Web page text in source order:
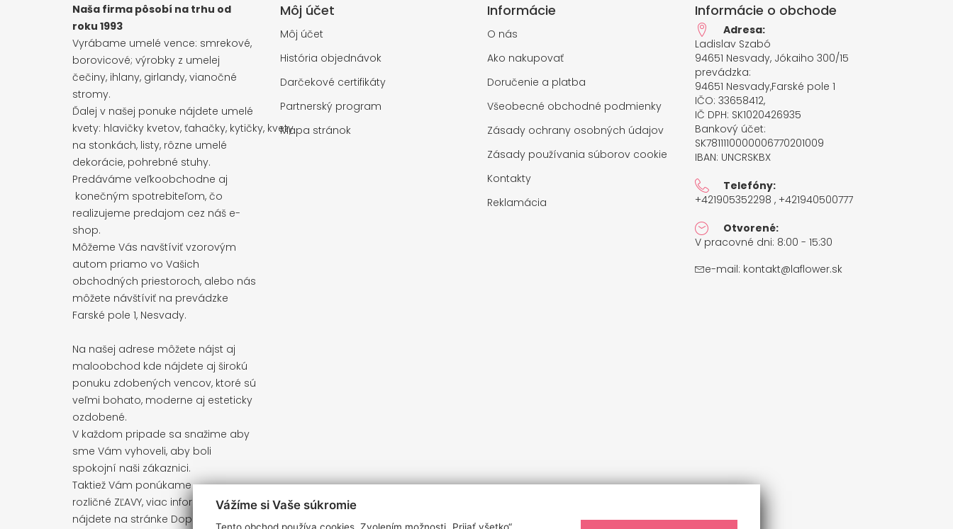
Naša firma pôsobí na trhu od
roku 1993
Vyrábame umelé vence: smrekové,
borovicové; výrobky z umelej
čečiny, ihlany, girlandy, vianočné
stromy.
Ďalej v našej ponuke nájdete umelé
kvety: hlavičky kvetov, ťahačky, kytičky, kvety
na stonkách, listy, rôzne umelé
dekorácie, pohrebné stuhy.
Predáváme veľkoobchodne aj
konečným spotrebiteľom, čo
realizujeme predajom cez náš e-
shop.
Môžeme Vás navštíviť vzorovým
autom priamo vo Vašich
obchodných priestoroch, alebo nás
môžete návštíviť na prevádzke
Farské pole 1, Nesvady.
Na našej adrese môžete nájst aj
maloobchod kde nájdete aj širokú
ponuku zdobených vencov, ktoré sú
veľmi bohato, moderne aj esteticky
ozdobené.
V každom pripade sa snažime aby
sme Vám vyhoveli, aby boli
spokojní naši zákaznici.
Taktiež Vám ponúkame
rozličné ZĽAVY, viac informácií
nájdete na stránke Doprava, platba
Môj účet
Môj účet
História objednávok
Darčekové certifikáty
Partnerský program
Mapa stránok
Informácie
O nás
Ako nakupovať
Doručenie a platba
Všeobecné obchodné podmienky
Zásady ochrany osobných údajov
Zásady používania súborov cookie
Kontakty
Reklamácia
Informácie o obchode
Adresa:
Ladislav Szabó
94651 Nesvady, Jókaiho 300/15
prevádzka:
94651 Nesvady,Farské pole 1
IČO: 33658412,
IČ DPH: SK1020426935
Bankový účet:
SK7811110000006770201009
IBAN: UNCRSKBX
Telefóny:
+421905352298 , +421940500777
Otvorené:
V pracovné dni: 8:00 - 15:30
e-mail: kontakt@laflower.sk
Vážíme si Vaše súkromie